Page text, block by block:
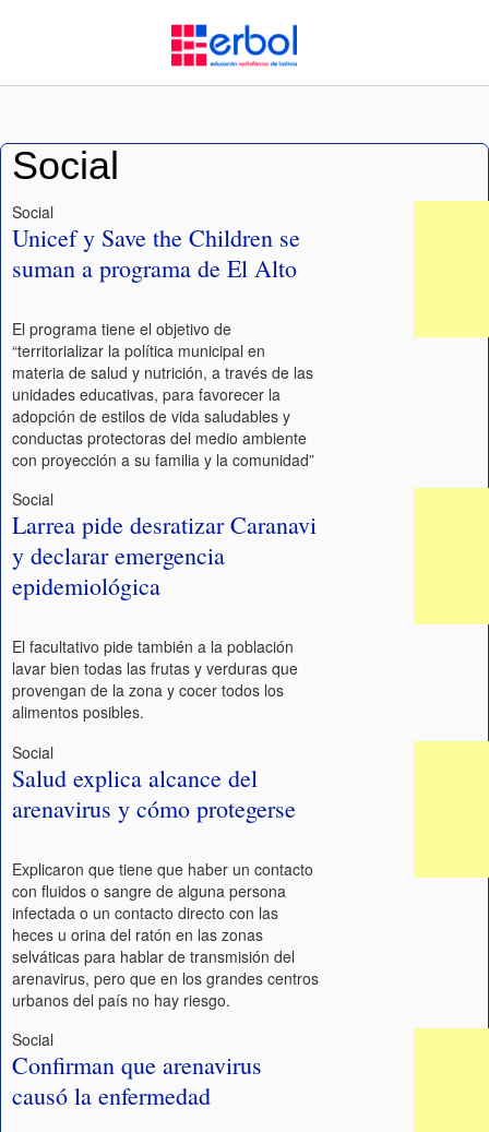
Social
Social
Unicef y Save the Children se
suman a programa de El Alto
El programa tiene el objetivo de
“territorializar la política municipal en
materia de salud y nutrición, a través de las
unidades educativas, para favorecer la
adopción de estilos de vida saludables y
conductas protectoras del medio ambiente
con proyección a su familia y la comunidad”
Social
Larrea pide desratizar Caranavi
y declarar emergencia
epidemiológica
El facultativo pide también a la población
lavar bien todas las frutas y verduras que
provengan de la zona y cocer todos los
alimentos posibles.
Social
Salud explica alcance del
arenavirus y cómo protegerse
Explicaron que tiene que haber un contacto
con fluidos o sangre de alguna persona
infectada o un contacto directo con las
heces u orina del ratón en las zonas
selváticas para hablar de transmisión del
arenavirus, pero que en los grandes centros
urbanos del país no hay riesgo.
Social
Confirman que arenavirus
causó la enfermedad